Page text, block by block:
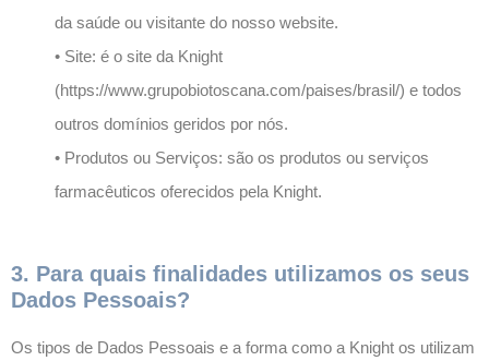
da saúde ou visitante do nosso website.
• Site: é o site da Knight
(https://www.grupobiotoscana.com/paises/brasil/) e todos
outros domínios geridos por nós.
• Produtos ou Serviços: são os produtos ou serviços
farmacêuticos oferecidos pela Knight.
3. Para quais finalidades utilizamos os seus
Dados Pessoais?
Os tipos de Dados Pessoais e a forma como a Knight os utilizam